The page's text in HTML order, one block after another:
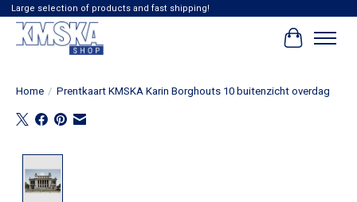
Large selection of products and fast shipping!
Home / Prentkaart KMSKA Karin Borghouts 10 buitenzicht overdag